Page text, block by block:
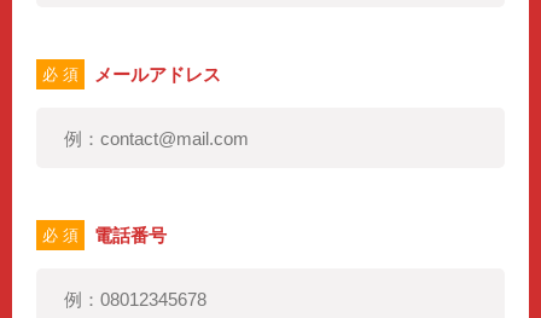
必 須 メールアドレス
必 須 電話番号